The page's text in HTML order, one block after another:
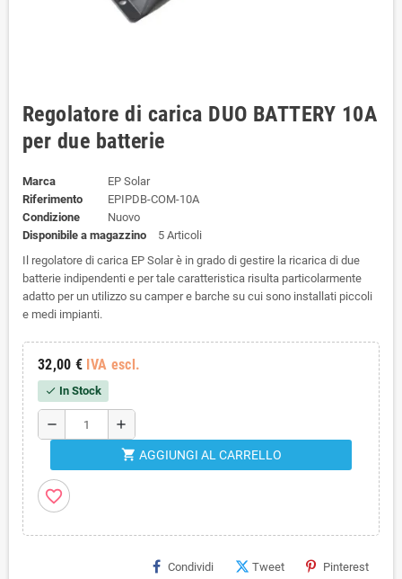
Regolatore di carica DUO BATTERY 10A
per due batterie
Marca
EP Solar
Riferimento
EPIPDB-COM-10A
Condizione
Nuovo
Disponibile a magazzino
5 Articoli
Il regolatore di carica EP Solar è in grado di gestire la ricarica di due
batterie indipendenti e per tale caratteristica risulta particolarmente
adatto per un utilizzo su camper e barche su cui sono installati piccoli
e medi impianti.
32,00 € IVA escl.
check In Stock
remove add
shopping_cart AGGIUNGI AL CARRELLO
favorite_border
Condividi Tweet Pinterest